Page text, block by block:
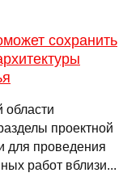
сохранить
области
проектной
для проведения
работ вблизи...